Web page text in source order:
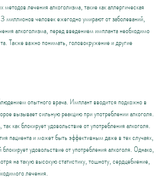
лечения алкоголизма, такие как аллергическая
миллионов человек ежегодно умирают от заболеваний,
алкоголизма, перед введением импланта необходимо
Также важно понимать, головокружение и другие
опытного врача. Имплант вводится подкожно в
вызывает сильную реакцию при употреблении алкоголя.
как блокирует удовольствие от употребления алкоголя.
пациента и может быть эффективным даже в тех случаях,
удовольствие от употребления алкоголя. Однако,
на такую высокую статистику, тошноту, сердцебиение,
лечения.